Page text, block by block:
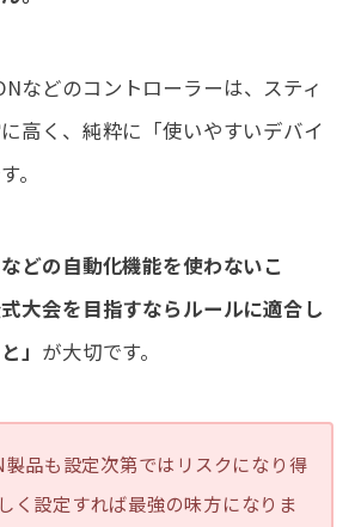
などのコントローラーは、スティ
高く、純粋に「使いやすいデバイ
。
などの自動化機能を使わないこ
大会を目指すならルールに適合し
」 が大切です。
製品も設定次第ではリスクになり得
く設定すれば最強の味方になりま